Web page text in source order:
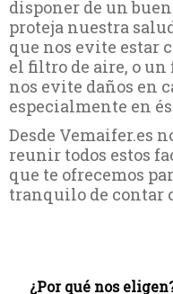
¿Por qué nos
disponer de un
proteja nuestra
que nos evite estar
el filtro de aire, o un
nos evite daños en
especialmente en
Desde Vemaifer.es
reunir todos estos
que te ofrecemos
tranquilo de contar